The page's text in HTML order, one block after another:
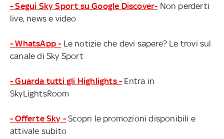
- Segui Sky Sport su Google Discover- Non perderti
live, news e video
- WhatsApp - Le notizie che devi sapere? Le trovi sul
canale di Sky Sport
- Guarda tutti gli Highlights - Entra in
SkyLightsRoom
- Offerte Sky - Scopri le promozioni disponibili e
attivale subito